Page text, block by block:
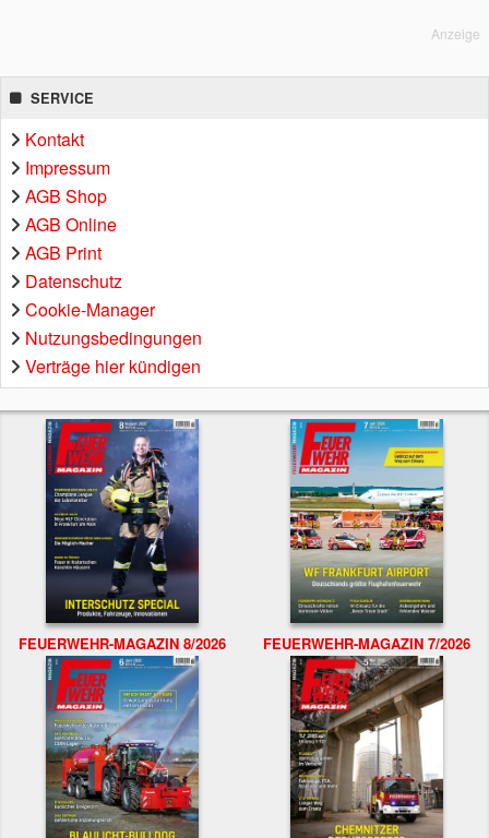
Anzeige
SERVICE
Kontakt
Impressum
AGB Shop
AGB Online
AGB Print
Datenschutz
Cookie-Manager
Nutzungsbedingungen
Verträge hier kündigen
FEUERWEHR-MAGAZIN 8/2026 FEUERWEHR-MAGAZIN 7/2026